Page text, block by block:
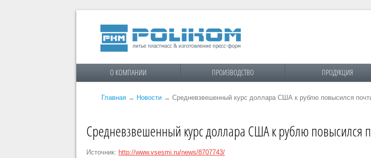
О КОМПАНИИ ПРОИЗВОДСТВО ПРОДУКЦИЯ
Главная → Новости → Средневзвешенный курс доллара США к рублю повысился
Средневзвешенный курс доллара США к рублю повысился
Источник: http://www.vsesmi.ru/news/8707743/